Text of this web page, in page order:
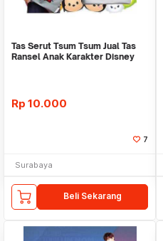
Tas Serut Tsum Tsum Jual Tas
Ransel Anak Karakter Disney
Rp 10.000
7
Surabaya
Beli Sekarang